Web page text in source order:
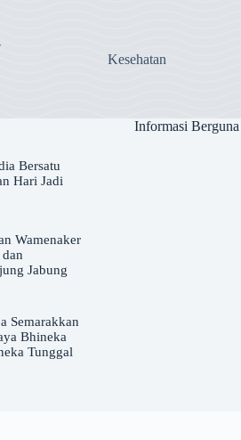
Kesehatan
Bersatu
Hari Jadi
Wamenaker
Jabung
Semarakkan
Bhineka
Tunggal
Informasi Berguna